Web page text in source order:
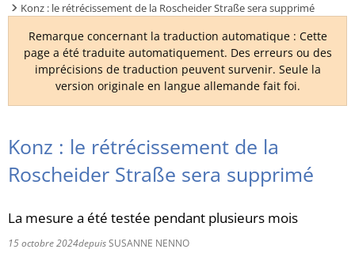
TR
UK
Konz : le rétrécissement de la Roscheider Straße sera supprimé
Remarque concernant la traduction automatique : Cette
page a été traduite automatiquement. Des erreurs ou des
imprécisions de traduction peuvent survenir. Seule la
version originale en langue allemande fait foi.
Konz : le rétrécissement de la
Roscheider Straße sera supprimé
La mesure a été testée pendant plusieurs mois
15 octobre 2024depuisSUSANNE NENNO